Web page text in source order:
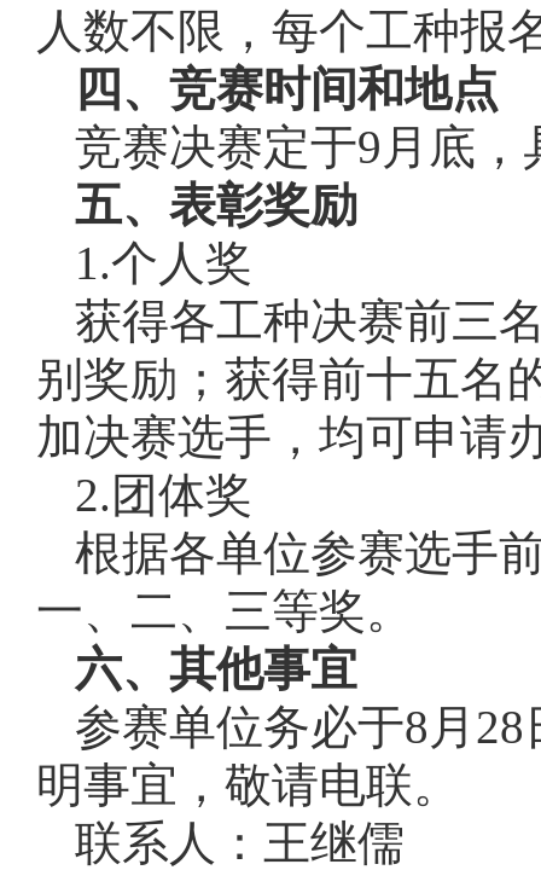
人数不限，每个工种报
四、竞赛时间和地点
竞赛决赛定于9月底
五、表彰奖励
1.个人奖
获得各工种决赛前三
别奖励；获得前十五名
加决赛选手，均可申请
2.团体奖
根据各单位参赛选手
一、二、三等奖。
六、其他事宜
参赛单位务必于8月
明事宜，敬请电联。
联系人：王继儒